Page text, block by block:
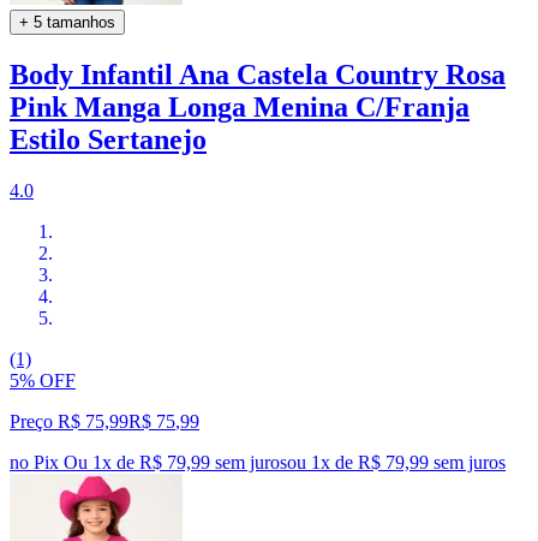
+ 5 tamanhos
Body Infantil Ana Castela Country Rosa
Pink Manga Longa Menina C/Franja
Estilo Sertanejo
4.0
(1)
5% OFF
Preço R$ 75,99R$ 75,99
no Pix Ou 1x de R$ 79,99 sem jurosou 1x de R$ 79,99 sem juros